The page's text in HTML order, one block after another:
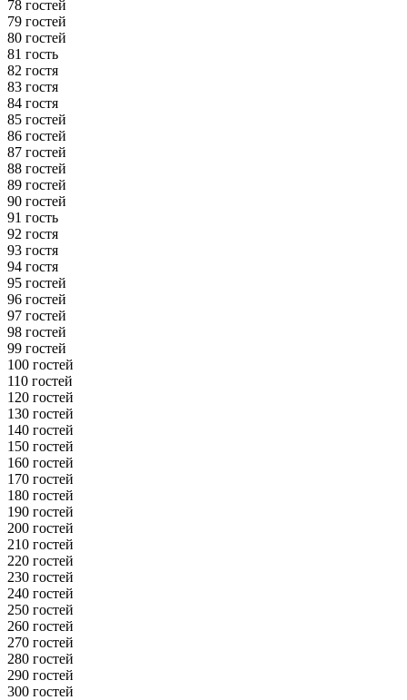
78 гостей
79 гостей
80 гостей
81 гость
82 гостя
83 гостя
84 гостя
85 гостей
86 гостей
87 гостей
88 гостей
89 гостей
90 гостей
91 гость
92 гостя
93 гостя
94 гостя
95 гостей
96 гостей
97 гостей
98 гостей
99 гостей
100 гостей
110 гостей
120 гостей
130 гостей
140 гостей
150 гостей
160 гостей
170 гостей
180 гостей
190 гостей
200 гостей
210 гостей
220 гостей
230 гостей
240 гостей
250 гостей
260 гостей
270 гостей
280 гостей
290 гостей
300 гостей